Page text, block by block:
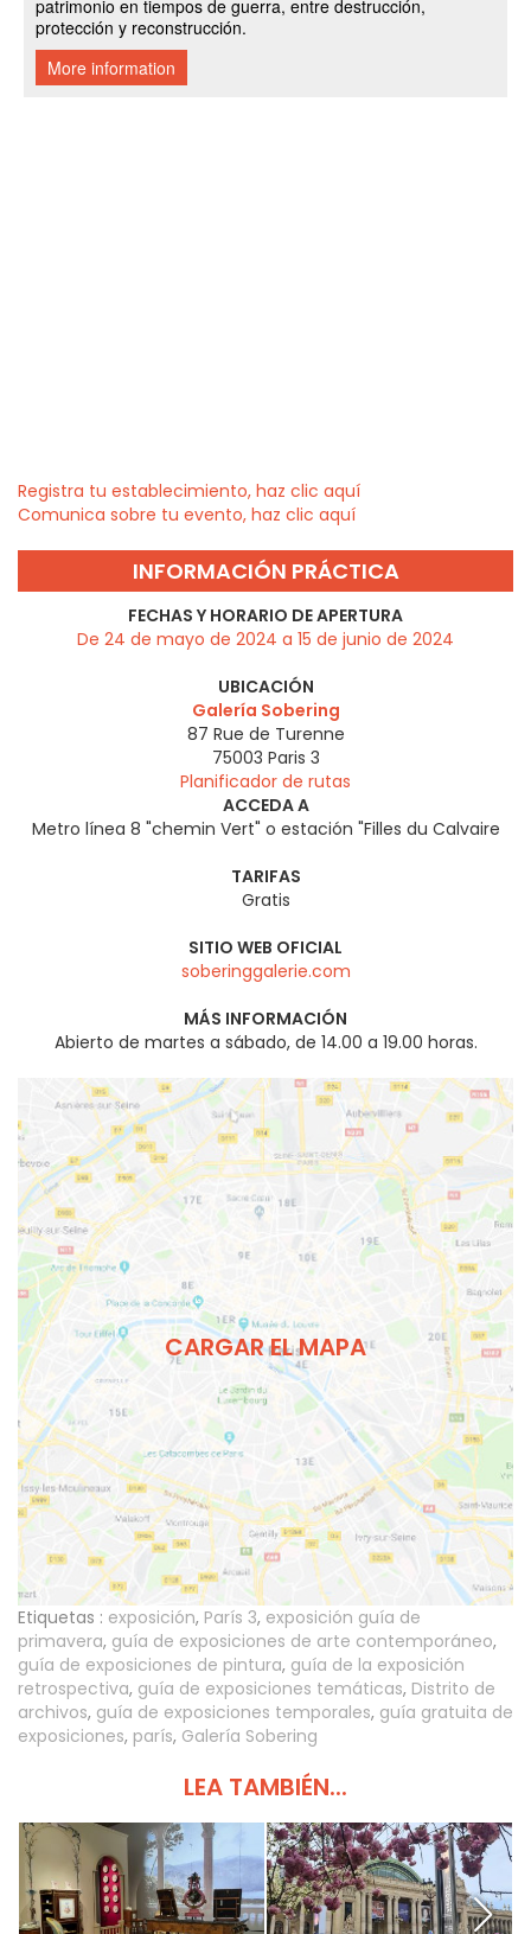
Registra tu establecimiento, haz clic aquí
Comunica sobre tu evento, haz clic aquí
INFORMACIÓN PRÁCTICA
FECHAS Y HORARIO DE APERTURA
De 24 de mayo de 2024 a 15 de junio de 2024
UBICACIÓN
Galería Sobering
87 Rue de Turenne
75003 Paris 3
Planificador de rutas
ACCEDA A
Metro línea 8 "chemin Vert" o estación "Filles du Calvaire
TARIFAS
Gratis
SITIO WEB OFICIAL
soberinggalerie.com
MÁS INFORMACIÓN
Abierto de martes a sábado, de 14.00 a 19.00 horas.
CARGAR EL MAPA
Etiquetas : exposición, París 3, exposición guía de
primavera, guía de exposiciones de arte contemporáneo,
guía de exposiciones de pintura, guía de la exposición
retrospectiva, guía de exposiciones temáticas, Distrito de
archivos, guía de exposiciones temporales, guía gratuita de
exposiciones, parís, Galería Sobering
LEA TAMBIÉN...